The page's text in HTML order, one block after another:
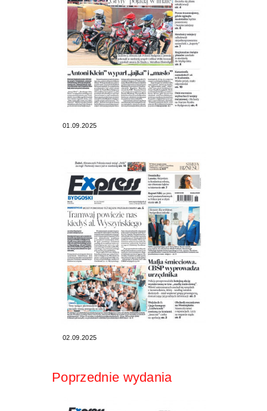
01.09.2025
02.09.2025
Poprzednie wydania